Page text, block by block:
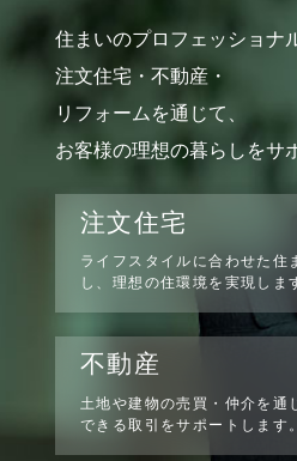
住まいのプロフェッショナ
注文住宅・不動産・
リフォームを通じて、
お客様の理想の暮らしをサ
注文住宅
ライフスタイルに合わせた住
し、理想の住環境を実現しま
不動産
土地や建物の売買・仲介を通
できる取引をサポートします。